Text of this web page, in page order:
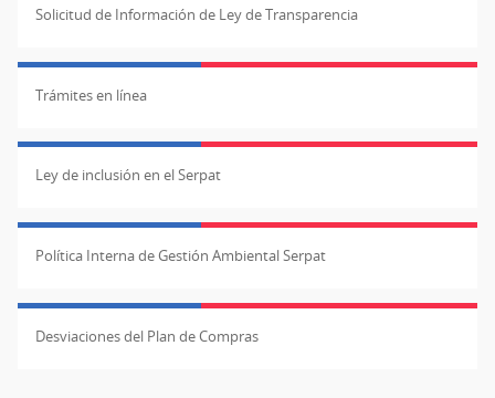
Solicitud de Información de Ley de Transparencia
Trámites en línea
Ley de inclusión en el Serpat
Política Interna de Gestión Ambiental Serpat
Desviaciones del Plan de Compras